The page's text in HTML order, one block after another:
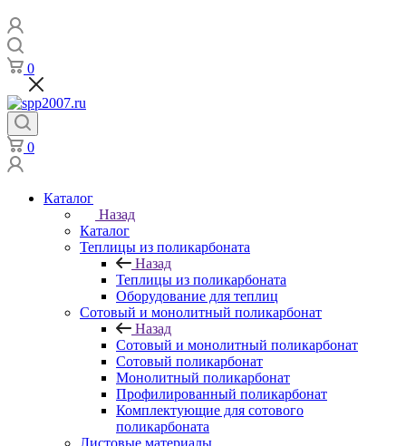
0
0
Каталог
Назад
Каталог
Теплицы из поликарбоната
Назад
Теплицы из поликарбоната
Оборудование для теплиц
Сотовый и монолитный поликарбонат
Назад
Сотовый и монолитный поликарбонат
Сотовый поликарбонат
Монолитный поликарбонат
Профилированный поликарбонат
Комплектующие для сотового
поликарбоната
Листовые материалы